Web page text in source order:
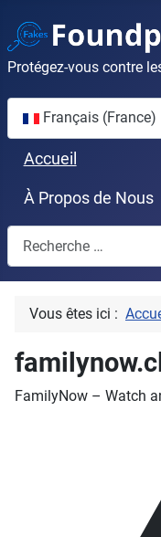
Protégez-vous contre
Sélectionnez votre
Français (France)
Accueil
À Propos de Nous
Valider
Vous êtes ici :
FamilyNow – Watch